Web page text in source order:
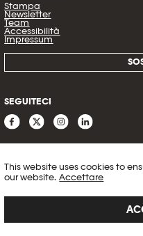
This website uses cookies to
our website. Accettare
Stampa
Newsletter
Team
Accessibilità
Impressum
SEGUITECI